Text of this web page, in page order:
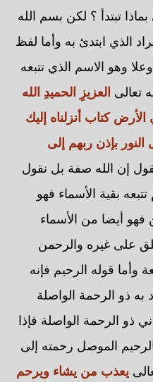
تبتدأ ؟ لكن بسم الله
الذي ابتدئ به وأما لفظ
وهو الاسم الذي تتبعه
تعالى العزيزِ الحميدِ الله
الأرضكتاب أنزلناه إليك
بإذن ربهم إلى
إن الله صفة بل نقول
بقية الأسماء فهو
فهو أيضا من الأسماء
على غيره والرحمن
وأما قوله الرحيم فإنه
به ذو الرحمة الواصلة
ذو الرحمة الواصلة فإذا
الموصل رحمته إلى
يعذب من يشاء ويرحم